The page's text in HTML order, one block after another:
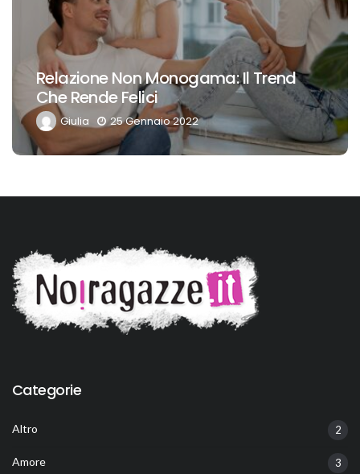
Camminare 30 Minuti Al Giorno: Un
Toccasana
Giulia 9 Maggio 2021
Categorie
Altro 2
Amore 3